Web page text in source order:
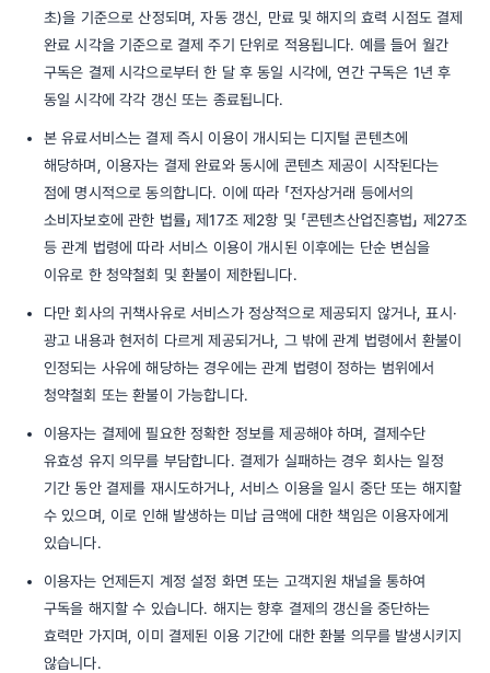
초)을 기준으로 산정되며, 자동 갱신, 만료 및 해지의 효력 시점도 결제
완료 시각을 기준으로 결제 주기 단위로 적용됩니다. 예를 들어 월간
구독은 결제 시각으로부터 한 달 후 동일 시각에, 연간 구독은 1년 후
동일 시각에 각각 갱신 또는 종료됩니다.
본 유료서비스는 결제 즉시 이용이 개시되는 디지털 콘텐츠에
해당하며, 이용자는 결제 완료와 동시에 콘텐츠 제공이 시작된다는
점에 명시적으로 동의합니다. 이에 따라 「전자상거래 등에서의
소비자보호에 관한 법률」 제17조 제2항 및 「콘텐츠산업진흥법」 제27조
등 관계 법령에 따라 서비스 이용이 개시된 이후에는 단순 변심을
이유로 한 청약철회 및 환불이 제한됩니다.
다만 회사의 귀책사유로 서비스가 정상적으로 제공되지 않거나, 표시·
광고 내용과 현저히 다르게 제공되거나, 그 밖에 관계 법령에서 환불이
인정되는 사유에 해당하는 경우에는 관계 법령이 정하는 범위에서
청약철회 또는 환불이 가능합니다.
이용자는 결제에 필요한 정확한 정보를 제공해야 하며, 결제수단
유효성 유지 의무를 부담합니다. 결제가 실패하는 경우 회사는 일정
기간 동안 결제를 재시도하거나, 서비스 이용을 일시 중단 또는 해지할
수 있으며, 이로 인해 발생하는 미납 금액에 대한 책임은 이용자에게
있습니다.
이용자는 언제든지 계정 설정 화면 또는 고객지원 채널을 통하여
구독을 해지할 수 있습니다. 해지는 향후 결제의 갱신을 중단하는
효력만 가지며, 이미 결제된 이용 기간에 대한 환불 의무를 발생시키지
않습니다.